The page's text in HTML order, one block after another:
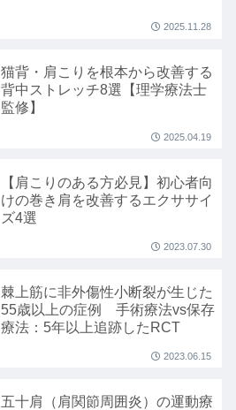
2025.11.28
猫背・肩こりを根本から改善する
背中ストレッチ8選【理学療法士
監修】
2025.04.19
【肩こりのある方必見】初心者向
けの巻き肩を改善するエクササイ
ズ4選
2023.07.30
棘上筋に非外傷性小断裂が生じた
55歳以上の症例 手術療法vs保存
療法：5年以上追跡したRCT
2023.06.15
五十肩（肩関節周囲炎）の運動療